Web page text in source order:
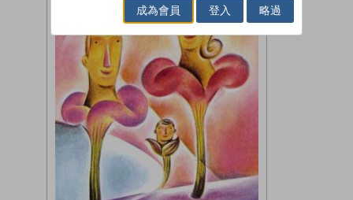
成為會員 登入 略過